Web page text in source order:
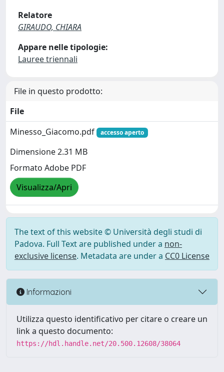
Relatore
GIRAUDO, CHIARA
Appare nelle tipologie:
Lauree triennali
File in questo prodotto:
File
Minesso_Giacomo.pdf
accesso aperto
Dimensione 2.31 MB
Formato Adobe PDF
Visualizza/Apri
The text of this website © Università degli studi di
Padova. Full Text are published under a non-
exclusive license. Metadata are under a CC0 License
Informazioni
Utilizza questo identificativo per citare o creare un
link a questo documento:
https://hdl.handle.net/20.500.12608/38064